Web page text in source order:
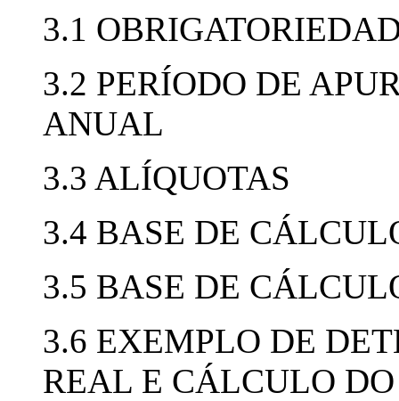
3.1
3.2 PERÍODO DE
ANUAL
3.3 ALÍQUOTAS
3.4 BASE DE
3.5 BASE DE
3.6 EXEMPLO DE
REAL E CÁLCULO